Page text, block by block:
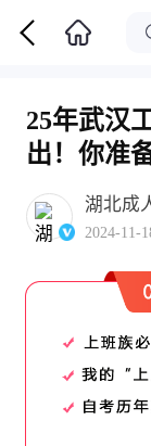
25年武汉
出！你准
湖北成
2024-